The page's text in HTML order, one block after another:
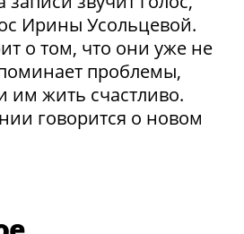
Ирины Усольцевой.
о том, что они уже не
проблемы,
им жить счастливо.
говорится о новом